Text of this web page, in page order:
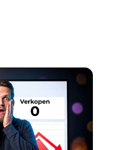
je meestal minder dan
sterke listing je
als effectiever dan een